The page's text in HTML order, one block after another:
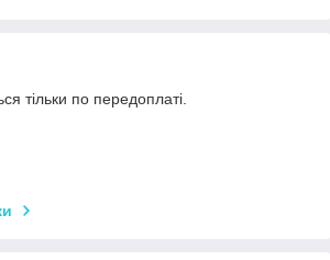
тільки по передоплаті.